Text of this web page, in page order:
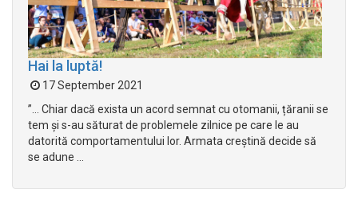
Hai la luptă!
17 September 2021
”… Chiar dacă exista un acord semnat cu otomanii, țăranii se
tem și s-au săturat de problemele zilnice pe care le au
datorită comportamentului lor. Armata creștină decide să
se adune ...